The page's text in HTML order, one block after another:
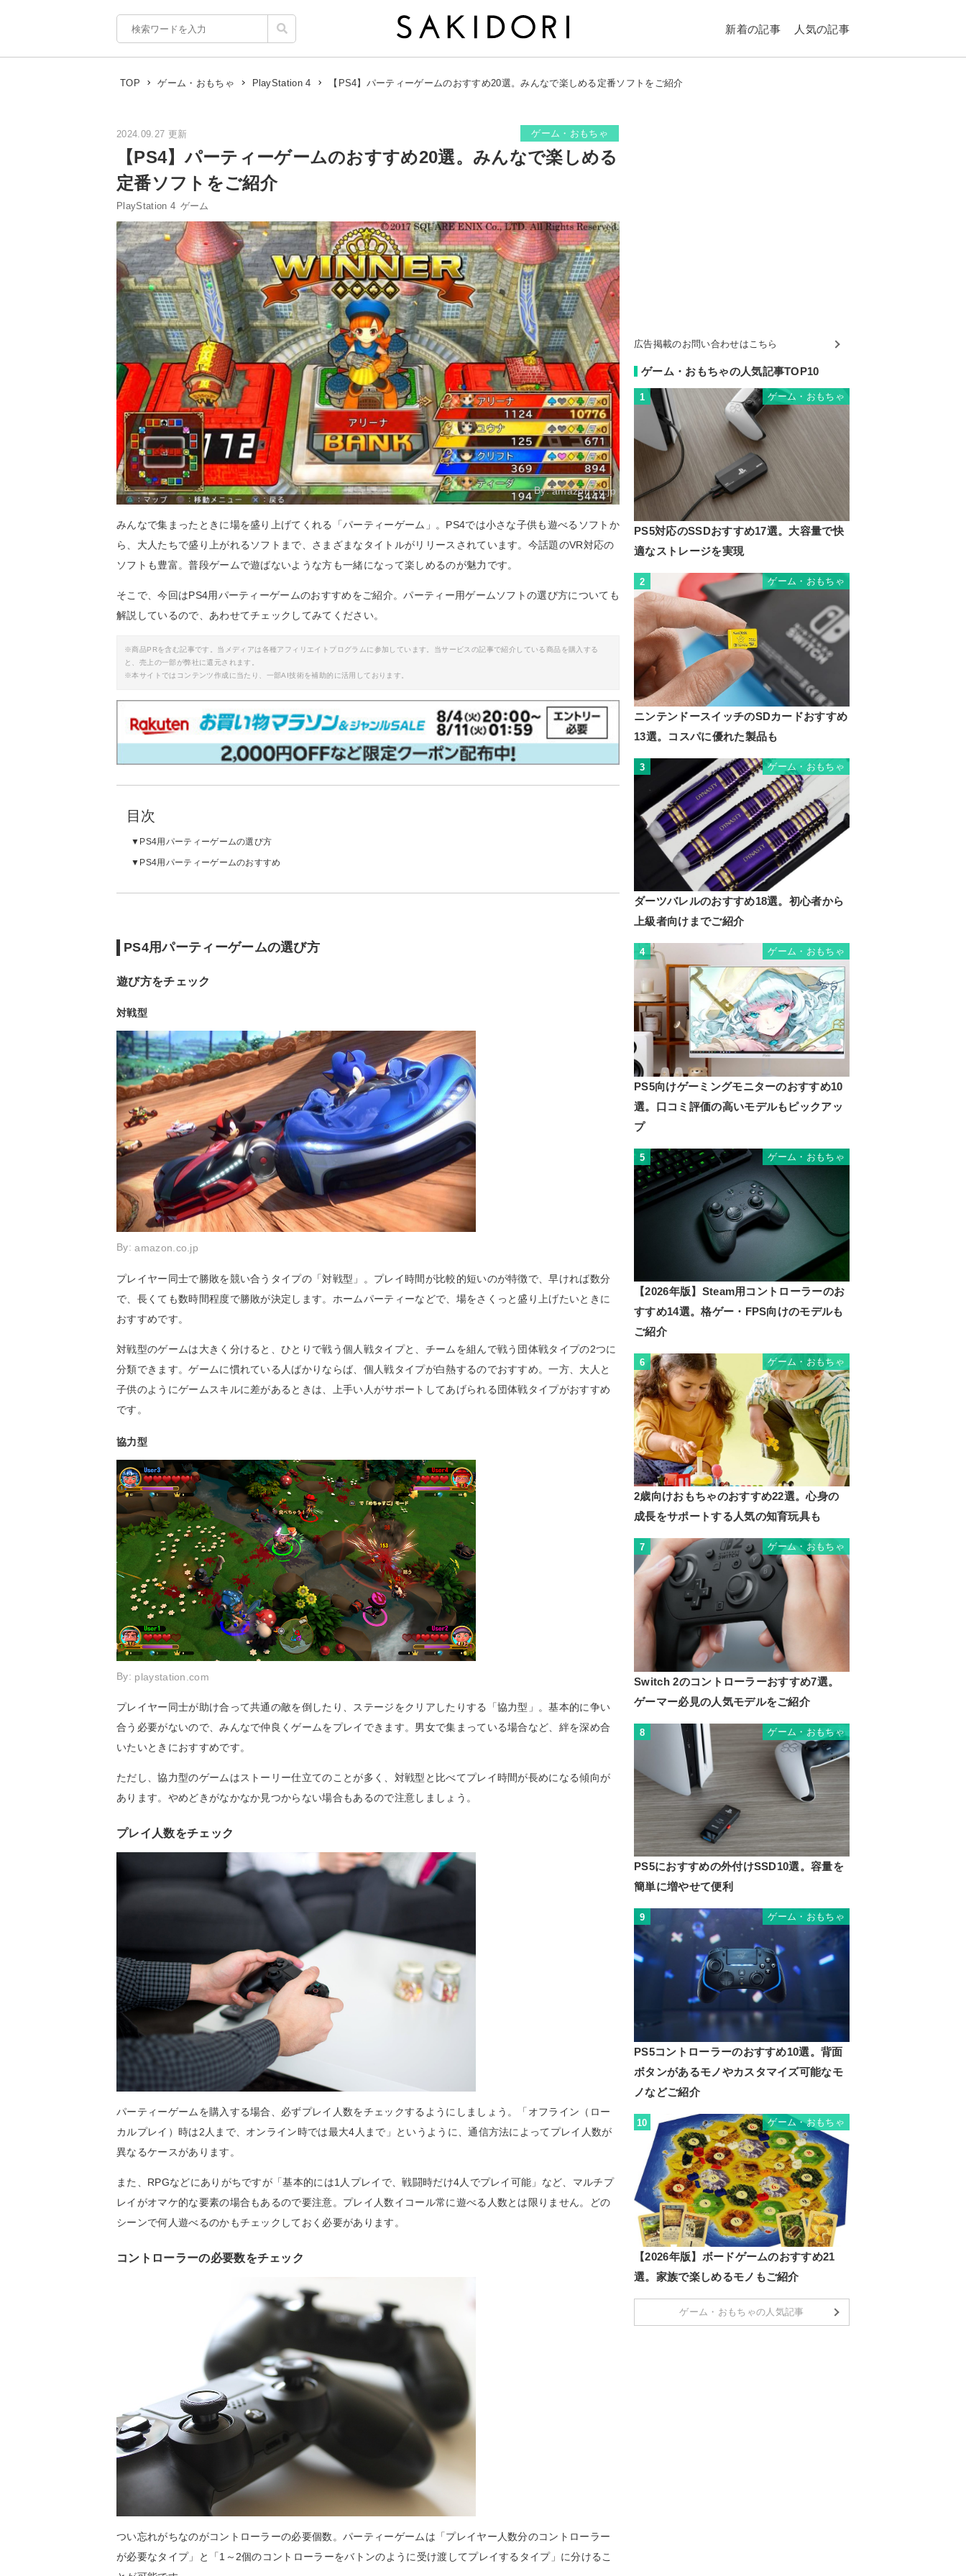
新着の記事 人気の記事
TOP ゲーム・おもちゃ PlayStation 4 【PS4】パーティーゲームのおすすめ20選。みんなで楽しめる定番ソフトをご紹介
2024.09.27 更新 ゲーム・おもちゃ
【PS4】パーティーゲームのおすすめ20選。みんなで楽しめる
定番ソフトをご紹介
PlayStation 4 ゲーム
By:amazon.co.jp
みんなで集まったときに場を盛り上げてくれる「パーティーゲーム」。PS4では小さな子供も遊べるソフトか
ら、大人たちで盛り上がれるソフトまで、さまざまなタイトルがリリースされています。今話題のVR対応の
ソフトも豊富。普段ゲームで遊ばないような方も一緒になって楽しめるのが魅力です。
そこで、今回はPS4用パーティーゲームのおすすめをご紹介。パーティー用ゲームソフトの選び方についても
解説しているので、あわせてチェックしてみてください。
※商品PRを含む記事です。当メディアは各種アフィリエイトプログラムに参加しています。当サービスの記事で紹介している商品を購入する
と、売上の一部が弊社に還元されます。
※本サイトではコンテンツ作成に当たり、一部AI技術を補助的に活用しております。
目次
PS4用パーティーゲームの選び方
PS4用パーティーゲームのおすすめ
PS4用パーティーゲームの選び方
遊び方をチェック
対戦型
By:amazon.co.jp
プレイヤー同士で勝敗を競い合うタイプの「対戦型」。プレイ時間が比較的短いのが特徴で、早ければ数分
で、長くても数時間程度で勝敗が決定します。ホームパーティーなどで、場をさくっと盛り上げたいときに
おすすめです。
対戦型のゲームは大きく分けると、ひとりで戦う個人戦タイプと、チームを組んで戦う団体戦タイプの2つに
分類できます。ゲームに慣れている人ばかりならば、個人戦タイプが白熱するのでおすすめ。一方、大人と
子供のようにゲームスキルに差があるときは、上手い人がサポートしてあげられる団体戦タイプがおすすめ
です。
協力型
By: playstation.com
プレイヤー同士が助け合って共通の敵を倒したり、ステージをクリアしたりする「協力型」。基本的に争い
合う必要がないので、みんなで仲良くゲームをプレイできます。男女で集まっている場合など、絆を深め合
いたいときにおすすめです。
ただし、協力型のゲームはストーリー仕立てのことが多く、対戦型と比べてプレイ時間が長めになる傾向が
あります。やめどきがなかなか見つからない場合もあるので注意しましょう。
プレイ人数をチェック
パーティーゲームを購入する場合、必ずプレイ人数をチェックするようにしましょう。「オフライン（ロー
カルプレイ）時は2人まで、オンライン時では最大4人まで」というように、通信方法によってプレイ人数が
異なるケースがあります。
また、RPGなどにありがちですが「基本的には1人プレイで、戦闘時だけ4人でプレイ可能」など、マルチプ
レイがオマケ的な要素の場合もあるので要注意。プレイ人数イコール常に遊べる人数とは限りません。どの
シーンで何人遊べるのかもチェックしておく必要があります。
コントローラーの必要数をチェック
つい忘れがちなのがコントローラーの必要個数。パーティーゲームは「プレイヤー人数分のコントローラー
が必要なタイプ」と「1～2個のコントローラーをバトンのように受け渡してプレイするタイプ」に分けるこ
広告掲載のお問い合わせはこちら
ゲーム・おもちゃの人気記事TOP10
1 ゲーム・おもちゃ
PS5対応のSSDおすすめ17選。大容量で快
適なストレージを実現
2 ゲーム・おもちゃ
ニンテンドースイッチのSDカードおすすめ
13選。コスパに優れた製品も
3 ゲーム・おもちゃ
ダーツバレルのおすすめ18選。初心者から
上級者向けまでご紹介
4 ゲーム・おもちゃ
PS5向けゲーミングモニターのおすすめ10
選。口コミ評価の高いモデルもピックアッ
プ
5 ゲーム・おもちゃ
【2026年版】Steam用コントローラーのお
すすめ14選。格ゲー・FPS向けのモデルも
ご紹介
6 ゲーム・おもちゃ
2歳向けおもちゃのおすすめ22選。心身の
成長をサポートする人気の知育玩具も
7 ゲーム・おもちゃ
Switch 2のコントローラーおすすめ7選。
ゲーマー必見の人気モデルをご紹介
8 ゲーム・おもちゃ
PS5におすすめの外付けSSD10選。容量を
簡単に増やせて便利
9 ゲーム・おもちゃ
PS5コントローラーのおすすめ10選。背面
ボタンがあるモノやカスタマイズ可能なモ
ノなどご紹介
10 ゲーム・おもちゃ
【2026年版】ボードゲームのおすすめ21
選。家族で楽しめるモノもご紹介
ゲーム・おもちゃの人気記事